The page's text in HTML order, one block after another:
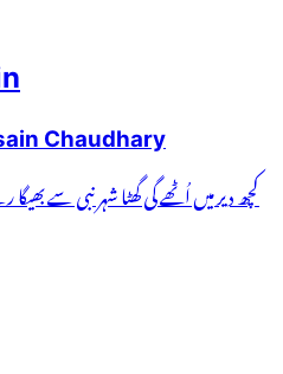
Chaudhary
کچھ دیر میں اُٹھے گی گھٹا شہر نبی سے